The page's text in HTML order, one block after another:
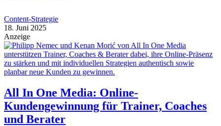
Content-Strategie
18. Juni 2025
Anzeige
All In One Media: Online-
Kundengewinnung für Trainer, Coaches
und Berater